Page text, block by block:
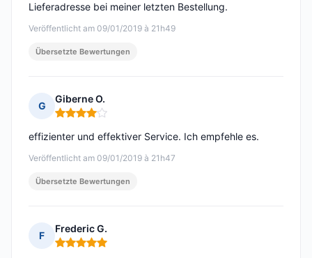
Veröffentlicht am 09/01/2019 à 21h49
Lieferadresse bei meiner letzten Bestellung.
Übersetzte Bewertungen
G
Giberne O.
Hinweis: 4 von 5
Veröffentlicht am 09/01/2019 à 21h47
effizienter und effektiver Service. Ich empfehle es.
Übersetzte Bewertungen
F
Frederic G.
Hinweis: 5 von 5